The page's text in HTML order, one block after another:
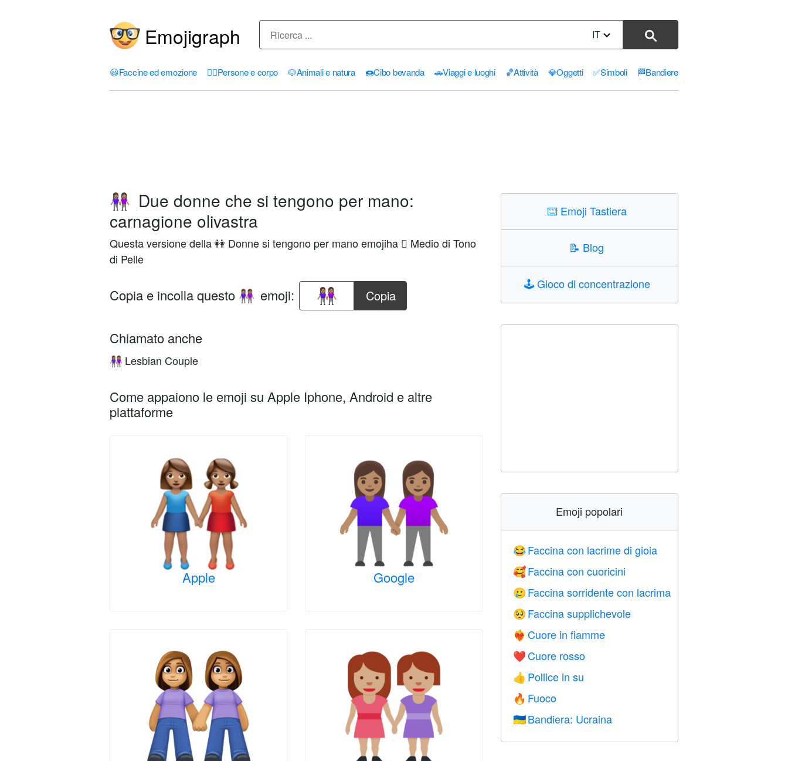
Emojigraph IT
😃Faccine ed emozione 🤦‍♀️Persone e corpo 🐶Animali e natura 🍩Cibo bevanda 🚗Viaggi e luoghi 🏀Attività 💎Oggetti ✅Simboli 🏁Bandiere
👭🏽 Due donne che si tengono per mano:
carnagione olivastra
Questa versione della 👭 Donne si tengono per mano emojiha 🏽 Medio di Tono
di Pelle
Copia e incolla questo 👭🏽 emoji: Copia
Chiamato anche
👭🏽 Lesbian Couple
Come appaiono le emoji su Apple Iphone, Android e altre
piattaforme
Apple Google
⌨️ Emoji Tastiera
📝 Blog
🕹️Gioco di concentrazione
Emoji popolari
😂 Faccina con lacrime di gioia
🥰 Faccina con cuoricini
🥲 Faccina sorridente con lacrima
🥺 Faccina supplichevole
❤️‍🔥 Cuore in fiamme
❤️ Cuore rosso
👍 Pollice in su
🔥 Fuoco
🇺🇦 Bandiera: Ucraina